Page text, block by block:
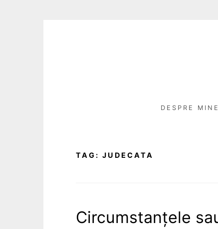
DESPRE MINE
TAG: JUDECATA
Circumstanțele